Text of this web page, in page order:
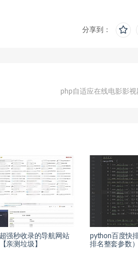
分享到：
php自适应在线电影影
强秒收录的导航网站
亲测垃圾】
python百度快
排名整套参数）